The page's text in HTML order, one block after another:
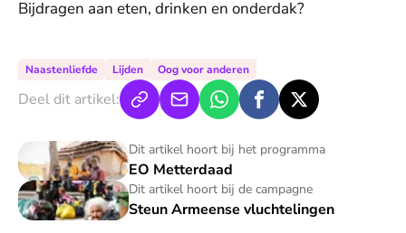
Bijdragen aan eten, drinken en onderdak?
Naastenliefde Lijden Oog voor anderen
Deel dit artikel:
Dit artikel hoort bij het programma
EO Metterdaad
EO Metterdaad
Dit artikel hoort bij de campagne
Steun Armeense vluchtelingen
Steun Armeense vluchtelingen